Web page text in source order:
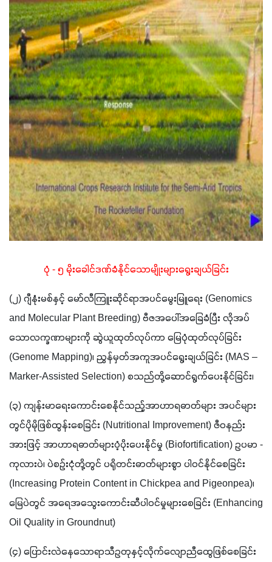
ပုံ - ၅ မိုးခေါင်ဒဏ်ခံနိုင်သောမျိုးများရွေးချယ်ခြင်း
(၂) ဂျီနုံးမစ်နှင့် မော်လီကြူးဆိုင်ရာအပင်မွေးမြူရေး (Genomics
and Molecular Plant Breeding) ဗီဇအပေါ်အခြေခံပြီး လိုအပ်
သောလက္ခဏာများကို ဆွဲယူထုတ်လုပ်ကာ မြေပုံထုတ်လုပ်ခြင်း
(Genome Mapping)၊ ညွှန်မှတ်အကူအပင်ရွေးချယ်ခြင်း (MAS –
Marker-Assisted Selection) စသည်တို့ဆောင်ရွက်ပေးနိုင်ခြင်း၊
(၃) ကျန်းမာရေးကောင်းစေနိုင်သည့်အာဟာရဓာတ်များ အပင်များ
တွင်ပိုမိုဖြစ်ထွန်းစေခြင်း (Nutritional Improvement) ဇီဝနည်း
အားဖြင့် အာဟာရဓာတ်များပံ့ပိုးပေးနိုင်မှု (Biofortification) ဥပမာ -
ကုလားပဲ၊ ပဲစဉ်းငုံတို့တွင် ပရိုတင်းဓာတ်များစွာ ပါဝင်နိုင်စေခြင်း
(Increasing Protein Content in Chickpea and Pigeonpea)၊
မြေပဲတွင် အ‌ရေအသွေးကောင်းဆီပါဝင်မှုများစေခြင်း (Enhancing
Oil Quality in Groundnut)
(၄) ပြောင်းလဲနေသောရာသီဥတုနှင့်လိုက်လျောညီထွေဖြစ်စေခြင်း